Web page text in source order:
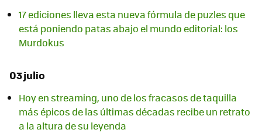
17 ediciones lleva esta nueva fórmula de puzles que
está poniendo patas abajo el mundo editorial: los
Murdokus
03 julio
Hoy en streaming, uno de los fracasos de taquilla
más épicos de las últimas décadas recibe un retrato
a la altura de su leyenda